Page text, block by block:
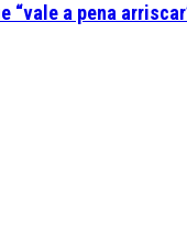
“vale a pena